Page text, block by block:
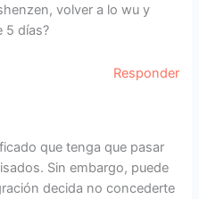
volver a lo wu y
5 días?
Responder
que tenga que pasar
Sin embargo, puede
decida no concederte